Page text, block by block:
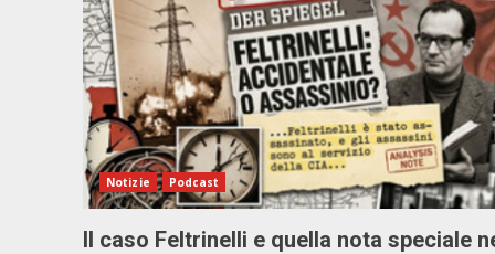
Notizie Podcast
Il caso Feltrinelli e quella nota speciale